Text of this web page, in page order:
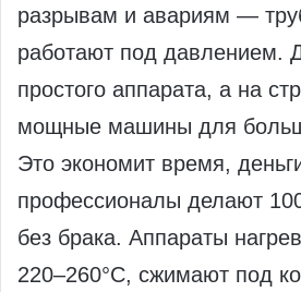
разрывам и авариям —
работают под давлением.
простого аппарата, а на
мощные машины для
Это экономит время,
профессионалы делают
без брака. Аппараты
220–260°C, сжимают под